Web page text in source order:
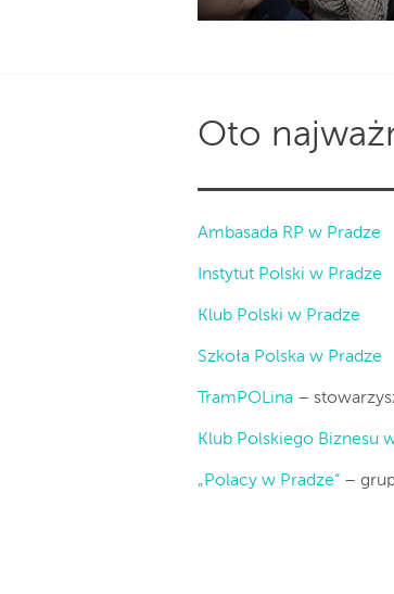
Oto
Ambasada RP w Pradze
Instytut Polski w Pradze
Klub Polski w Pradze
Szkoła Polska w Pradze
TramPOLina –
Klub Polskiego Biznesu
„Polacy w Pradze“ –